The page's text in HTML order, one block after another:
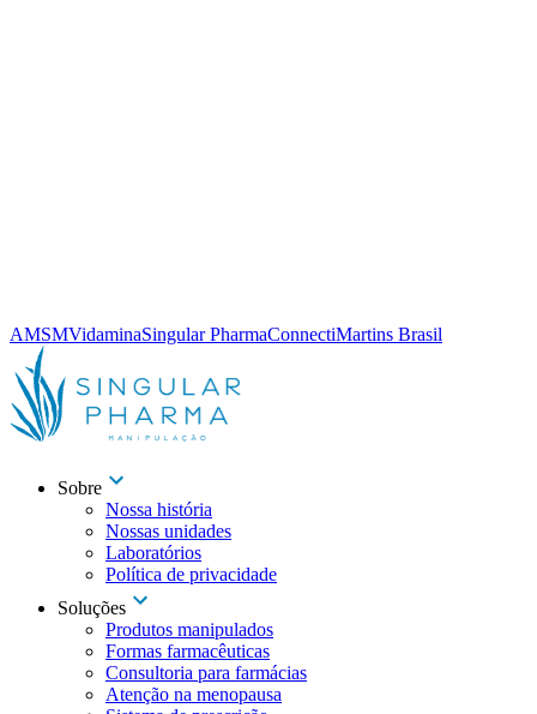
AMSMVidaminaSingular PharmaConnectiMartins Brasil
Sobre
Nossa história
Nossas unidades
Laboratórios
Política de privacidade
Soluções
Produtos manipulados
Formas farmacêuticas
Consultoria para farmácias
Atenção na menopausa